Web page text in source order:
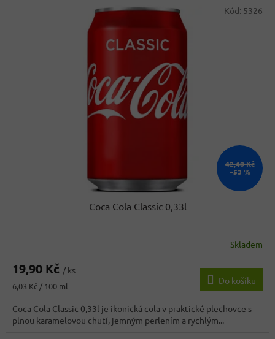
42,40 Kč
–53 %
Coca Cola Classic 0,33l
produktu
3,7
z
5
hvězdiček.
Skladem
19,90 Kč / ks
Měrná
6,03 Kč / 100 ml
Do košíku
Coca Cola Classic 0,33l je ikonická cola v praktické plechovce s
plnou karamelovou chutí, jemným perlením a rychlým...
Kód: 5326